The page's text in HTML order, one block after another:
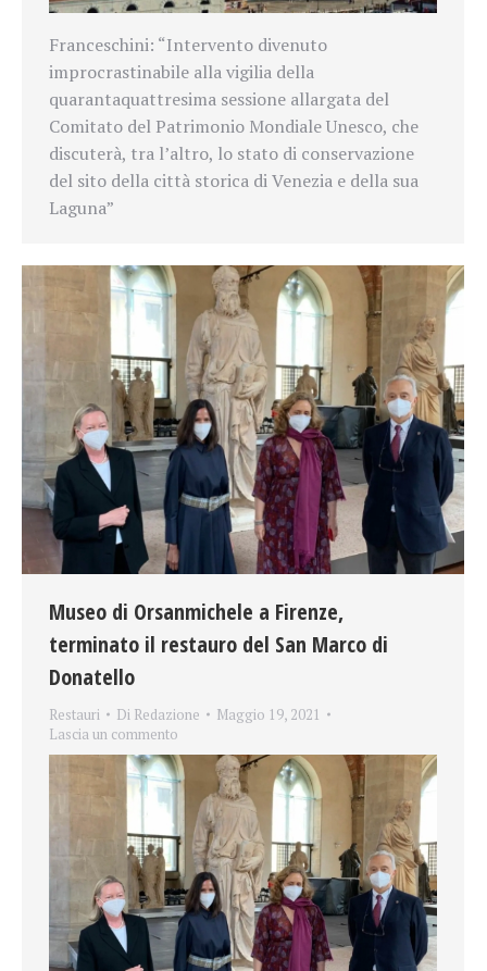
Franceschini: “Intervento divenuto
improcrastinabile alla vigilia della
quarantaquattresima sessione allargata del
Comitato del Patrimonio Mondiale Unesco, che
discuterà, tra l’altro, lo stato di conservazione
del sito della città storica di Venezia e della sua
Laguna”
Museo di Orsanmichele a Firenze,
terminato il restauro del San Marco di
Donatello
Restauri Di Redazione
Maggio 19, 2021
Lascia un commento